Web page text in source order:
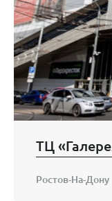
ТЦ
Ростов-На-Дону